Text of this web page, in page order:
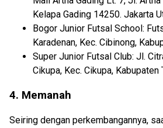
Kelapa Gading 14250. Jakarta
Bogor Junior Futsal School:
Karadenan, Kec. Cibinong,
Super Junior Futsal Club: Jl.
Cikupa, Kec. Cikupa, Kabupaten
4. Memanah
Seiring dengan perkembangannya,